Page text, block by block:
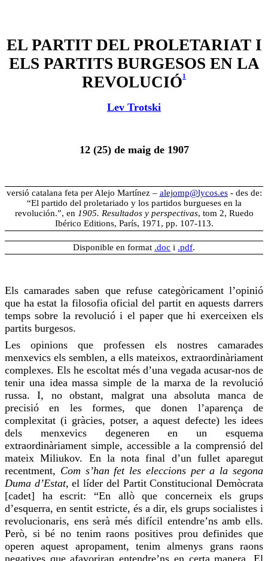
EL PARTIT DEL PROLETARIAT I
ELS PARTITS BURGESOS EN LA
REVOLUCIÓ1
Lev Trotski
12 (25) de maig de 1907
versió catalana feta per Alejo Martínez – alejomp@lycos.es - des de:
“El partido del proletariado y los partidos burgueses en la
revolución.”, en 1905. Resultados y perspectivas, tom 2, Ruedo
Ibérico Editions, París, 1971, pp. 107-113.
Disponible en format .doc i .pdf.
Els camarades saben que refusecategòricament l’opinió
que ha estat la filosofia oficial del partit en aquests darrers
temps sobre la revolució i el paper que hi exerceixen els
partits burgesos.
Les opinions que professen els nostres camarades
menxevics els semblen, a ells mateixos, extraordinàriament
complexes. Els he escoltat més d’una vegada acusar-nos de
tenir una idea massa simple de la marxa de la revolució
russa. I, no obstant, malgrat una absoluta manca de
precisió en les formes, que donen l’aparença de
complexitat (i gràcies, potser, a aquest defecte) les idees
dels menxevics degeneren en un esquema
extraordinàriament simple, accessible a la comprensió del
mateixMiliukov. En la nota final d’un fullet aparegut
recentment, Com s’han fet les eleccions per a la segona
Duma d’Estat, el líder del Partit Constitucional Demòcrata
[cadet] ha escrit: “En allò que concerneix els grups
d’esquerra, en sentit estricte, és a dir, els grups socialistes i
revolucionaris, ens serà més difícil entendre’ns amb ells.
Però, si bé no tenim raons positives prou definides que
operen aquest apropament, tenim almenys grans raons
negatives que afavoriran entendre’ns en certa manera. El